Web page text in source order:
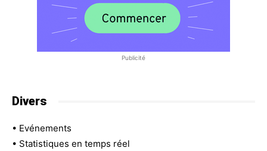
Publicité
Divers
• Evénements
• Statistiques en temps réel